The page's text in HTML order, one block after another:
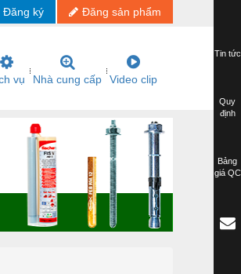
Đăng sản phẩm
Đăng ký
vụ Nhà cung cấp Video clip
Tin tức
Quy
định
Bảng
giá QC